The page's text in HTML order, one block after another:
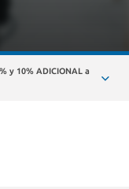
y 10% ADICIONAL a